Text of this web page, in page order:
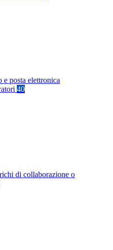
e posta elettronica
40
di collaborazione o